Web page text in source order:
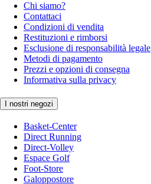
Chi siamo?
Contattaci
Condizioni di vendita
Restituzioni e rimborsi
Esclusione di responsabilità legale
Metodi di pagamento
Prezzi e opzioni di consegna
Informativa sulla privacy
I nostri negozi
Basket-Center
Direct Running
Direct-Volley
Espace Golf
Foot-Store
Galoppostore